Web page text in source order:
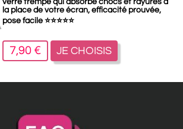
verre trempé qui absorbe chocs et rayures à
la place de votre écran, efficacité prouvée,
pose facile ⭐⭐⭐⭐⭐
7,90 € JE CHOISIS